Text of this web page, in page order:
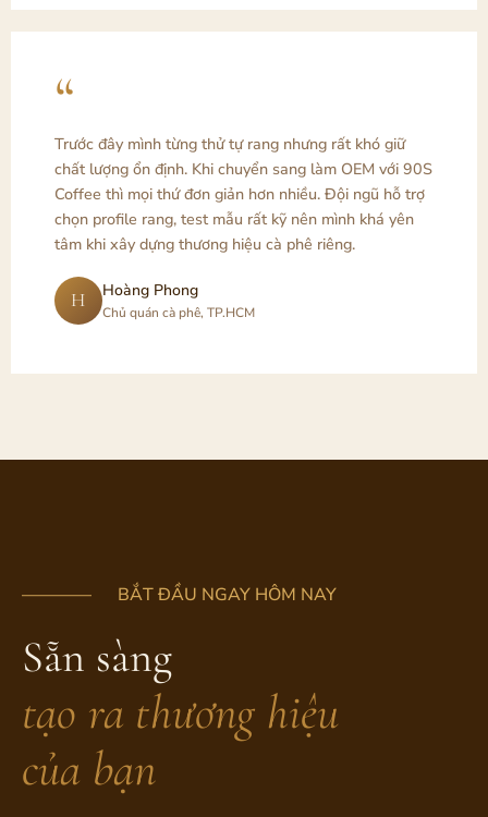
“
Trước đây mình từng thử tự rang nhưng rất khó giữ
chất lượng ổn định. Khi chuyển sang làm OEM với 90S
Coffee thì mọi thứ đơn giản hơn nhiều. Đội ngũ hỗ trợ
chọn profile rang, test mẫu rất kỹ nên mình khá yên
tâm khi xây dựng thương hiệu cà phê riêng.
H Hoàng Phong
Chủ quán cà phê, TP.HCM
———— BẮT ĐẦU NGAY HÔM NAY
Sẵn sàng
tạo ra thương hiệu
của bạn